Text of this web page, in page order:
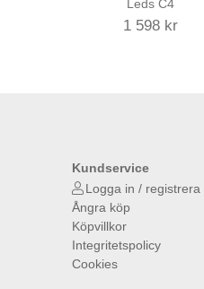
Leds C4
1 598 kr
Kundservice
Logga in / registrera
Ångra köp
Köpvillkor
Integritetspolicy
Cookies